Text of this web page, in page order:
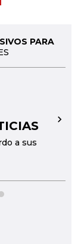
PARA
a sus
→